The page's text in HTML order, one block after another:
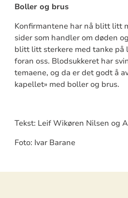
Boller og brus
Konfirmantene har nå blitt litt
sider som handler om døden
blitt litt sterkere med tanke på
foran oss. Blodsukkeret har
temaene, og da er det godt å
kapellet» med boller og brus.
Tekst: Leif Wikøren Nilsen og
Foto: Ivar Barane